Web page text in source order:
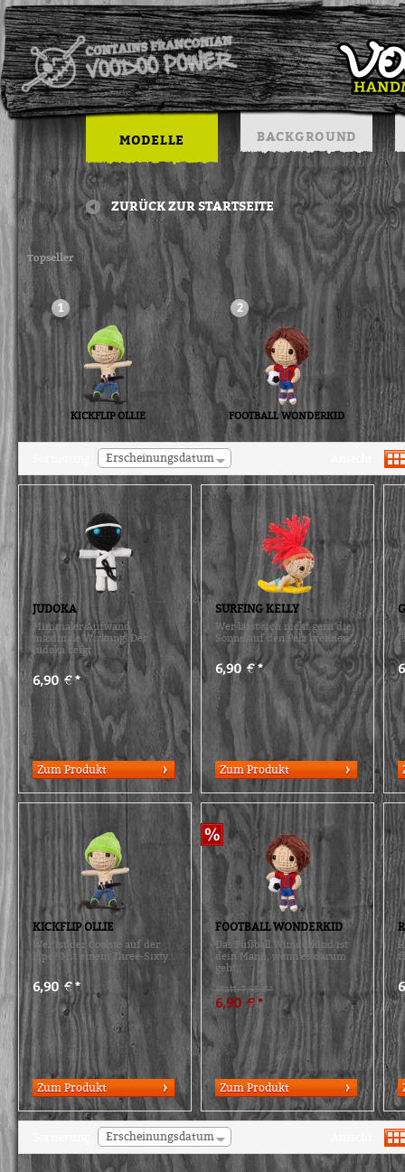
MODELLE BACKGROUND
ZURÜCK ZUR STARTSEITE
Topseller
1
KICKFLIP OLLIE
2
FOOTBALL WONDERKID
Erscheinungsdatum
JUDOKA
Minimaler Aufwand,
maximale Wirkung: Der
Judoka zeigt...
6,90 € *
Zum Produkt
SURFING KELLY
Wer lässt sich nicht gern die
Sonne auf den Pelz brennen...
6,90 € *
Zum Produkt
KICKFLIP OLLIE
Wer ist der Coolste auf der
Pipe? Mit einem Three-Sixty...
6,90 € *
Zum Produkt
FOOTBALL WONDERKID
Das Fußball Wunderkind ist
dein Mann, wenn es darum
geht,...
Statt: 7,95 € *
6,90 € *
Zum Produkt
Erscheinungsdatum